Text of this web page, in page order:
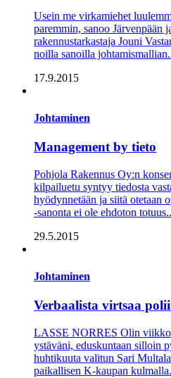
Usein me virkamiehet
paremmin, sanoo Järvenpään
rakennustarkastaja Jouni
noilla sanoilla
17.9.2015
Johtaminen
Management by tieto
Pohjola Rakennus Oy:n
kilpailuetu syntyy tiedosta
hyödynnetään ja siitä otetaan
-sanonta ei ole ehdoton
29.5.2015
Johtaminen
Verbaalista virtsaa
LASSE NORRES Olin
ystäväni, eduskuntaan silloin
huhtikuuta valitun Sari
paikallisen K-kaupan